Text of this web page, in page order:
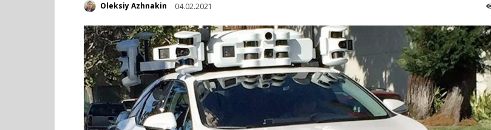
Oleksiy Azhnakin 04.02.2021